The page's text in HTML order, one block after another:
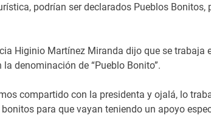
podrían ser declarados Pueblos Bonitos,
Higinio Martínez Miranda dijo que se trabaja
denominación de “Pueblo Bonito”.
compartido con la presidenta y ojalá, lo
para que vayan teniendo un apoyo